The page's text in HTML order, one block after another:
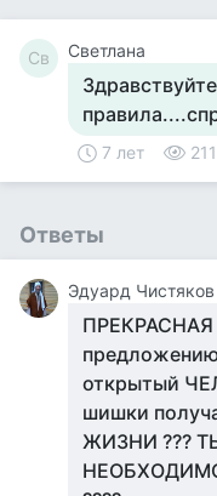
Св Светлана
7 лет 211
Ответы
Эдуард Чистяков
открытый
шишки
ЖИЗНИ ???